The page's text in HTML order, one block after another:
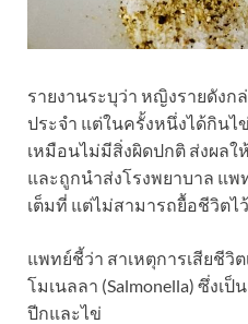
รายงานระบุว่า หญิงรายดัง
ประจำ แต่ในครั้งหนึ่งได้กิน
เหมือนไม่มีสิ่งผิดปกติ ส่งผลใ
และถูกนำส่งโรงพยาบาล แพ
เต็มที่ แต่ไม่สามารถยื้อชีวิตไ
แพทย์ชี้ว่า สาเหตุการเสียชีวิ
โมเนลลา (Salmonella) ซึ่งเ
ปีกและไข่